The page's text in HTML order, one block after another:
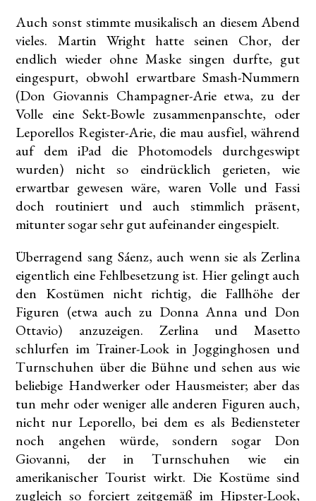
Auch sonst stimmte musikalisch an diesem Abend
vieles. Martin Wright hatte seinen Chor, der
endlich wieder ohne Maske singen durfte, gut
eingespurt, obwohl erwartbare Smash-Nummern
(Don Giovannis Champagner-Arie etwa, zu der
Volle eine Sekt-Bowle zusammenpanschte, oder
Leporellos Register-Arie, die mau ausfiel, während
auf dem iPad die Photomodels durchgeswipt
wurden) nicht so eindrücklich gerieten, wie
erwartbar gewesen wäre, waren Volle und Fassi
doch routiniert und auch stimmlich präsent,
mitunter sogar sehr gut aufeinander eingespielt.
Überragend sang Sáenz, auch wenn sie als Zerlina
eigentlich eine Fehlbesetzung ist. Hier gelingt auch
den Kostümen nicht richtig, die Fallhöhe der
Figuren (etwa auch zu Donna Anna und Don
Ottavio) anzuzeigen. Zerlina und Masetto
schlurfen im Trainer-Look in Jogginghosen und
Turnschuhen über die Bühne und sehen aus wie
beliebige Handwerker oder Hausmeister; aber das
tun mehr oder weniger alle anderen Figuren auch,
nicht nur Leporello, bei dem es als Bediensteter
noch angehen würde, sondern sogar Don
Giovanni, der in Turnschuhen wie ein
amerikanischer Tourist wirkt. Die Kostüme sind
zugleich so forciert zeitgemäß im Hipster-Look,